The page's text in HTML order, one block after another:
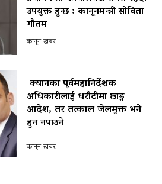
उपयुक्त हुन्छ : कानूनमन्त्री सोविता
गौतम
कानून खबर
क्यानका पूर्वमहानिर्देशक
अधिकारीलाई धरौटीमा छाड्न
आदेश, तर तत्काल जेलमुक्त भने
हुन नपाउने
कानून खबर